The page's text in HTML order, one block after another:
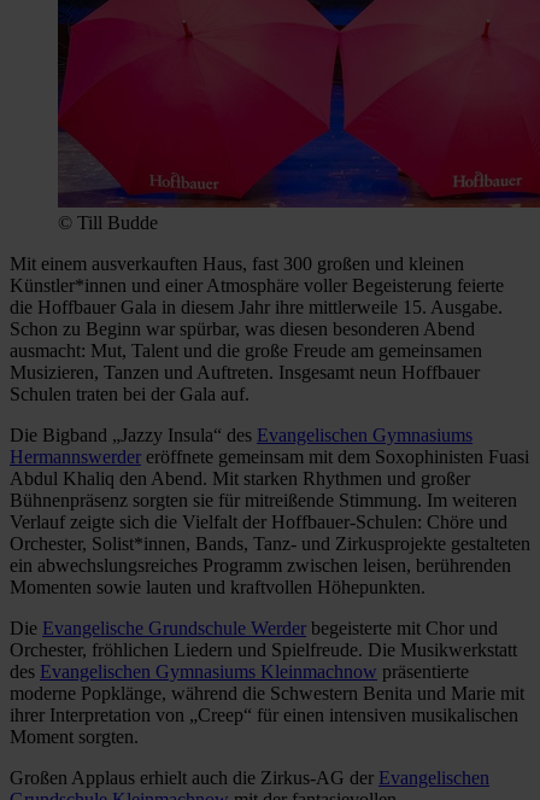
© Till Budde
Mit einem ausverkauften Haus, fast 300 großen und kleinen
Künstler*innen und einer Atmosphäre voller Begeisterung feierte
die Hoffbauer Gala in diesem Jahr ihre mittlerweile 15. Ausgabe.
Schon zu Beginn war spürbar, was diesen besonderen Abend
ausmacht: Mut, Talent und die große Freude am gemeinsamen
Musizieren, Tanzen und Auftreten. Insgesamt neun Hoffbauer
Schulen traten bei der Gala auf.
Die Bigband „Jazzy Insula“ des Evangelischen Gymnasiums
Hermannswerder eröffnete gemeinsam mit dem Soxophinisten Fuasi
Abdul Khaliq den Abend. Mit starken Rhythmen und großer
Bühnenpräsenz sorgten sie für mitreißende Stimmung. Im weiteren
Verlauf zeigte sich die Vielfalt der Hoffbauer-Schulen: Chöre und
Orchester, Solist*innen, Bands, Tanz- und Zirkusprojekte gestalteten
ein abwechslungsreiches Programm zwischen leisen, berührenden
Momenten sowie lauten und kraftvollen Höhepunkten.
Die Evangelische Grundschule Werder begeisterte mit Chor und
Orchester, fröhlichen Liedern und Spielfreude. Die Musikwerkstatt
des Evangelischen Gymnasiums Kleinmachnow präsentierte
moderne Popklänge, während die Schwestern Benita und Marie mit
ihrer Interpretation von „Creep“ für einen intensiven musikalischen
Moment sorgten.
Großen Applaus erhielt auch die Zirkus-AG der Evangelischen